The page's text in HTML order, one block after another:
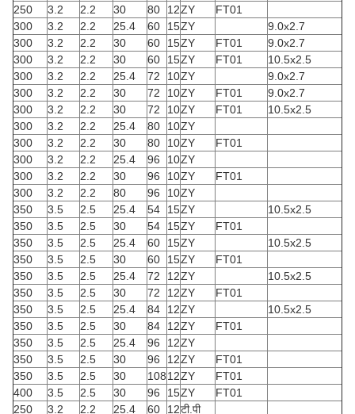
250
3.2 2.2 30 80 12ZY
FT01
300
3.2 2.2 25.4 60 15ZY
9.0x2.7
300
3.2 2.2 30 60 15ZY FT01
9.0x2.7
300
3.2 2.2 30 60 15ZY FT01
10.5x2.5
300
3.2 2.2 25.4 72 10ZY
9.0x2.7
300
3.2 2.2 30 72 10ZY FT01
9.0x2.7
300
3.2 2.2 30 72 10ZY FT01
10.5x2.5
300
3.2 2.2 25.4 80 10ZY
300
3.2 2.2 30 80 10ZY
FT01
300
3.2 2.2 25.4 96 10ZY
300
3.2 2.2 30 96 10ZY
FT01
300
3.2 2.2 80 96 10ZY
350
3.5 2.5 25.4 54 15ZY
10.5x2.5
350
3.5 2.5 30 54 15ZY
FT01
350
3.5 2.5 25.4 60 15ZY
10.5x2.5
350
3.5 2.5 30 60 15ZY
FT01
350
3.5 2.5 25.4 72 12ZY
10.5x2.5
350
3.5 2.5 30 72 12ZY
FT01
350
3.5 2.5 25.4 84 12ZY
10.5x2.5
350
3.5 2.5 30 84 12ZY
FT01
350
3.5 2.5 25.4 96 12ZY
350
3.5 2.5 30 96 12ZY
FT01
350
3.5 2.5 30 10812ZY
FT01
400
3.5 2.5 30 96 15ZY
FT01
250
3.2 2.2 25.4 60 12टी.पी